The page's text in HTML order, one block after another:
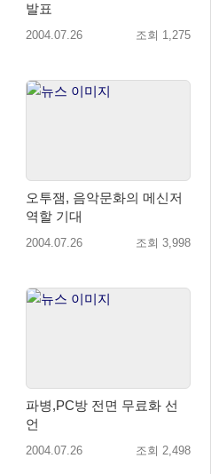
발표
2004.07.26 조회 1,275
오투잼, 음악문화의 메신저
역할 기대
2004.07.26 조회 3,998
파병,PC방 전면 무료화 선
언
2004.07.26 조회 2,498